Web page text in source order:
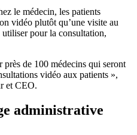
le médecin, les patients
vidéo plutôt qu’une visite au
pour la consultation,
de 100 médecins qui seront
vidéo aux patients »,
et CEO.
administrative